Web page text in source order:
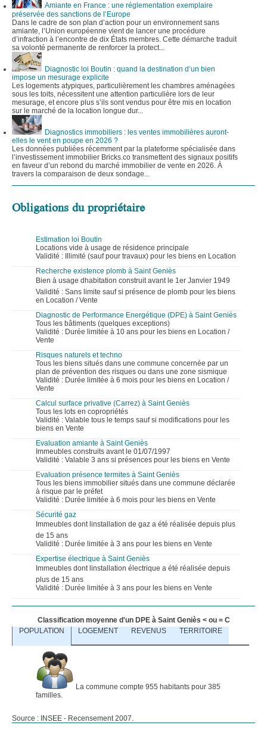
Amiante en France : une réglementation exemplaire
préservée des sanctions de l’Europe
Dans le cadre de son plan d’action pour un environnement sans
amiante, l’Union européenne vient de lancer une procédure
d’infraction à l’encontre de dix États membres. Cette démarche traduit
sa volonté permanente de renforcer la protect...
Diagnostic loi Boutin : quand la destination d’un bien
impose un mesurage explicite
Les logements atypiques, particulièrement les chambres aménagées
sous les toits, nécessitent une attention particulière lors de leur
mesurage, et encore plus s’ils sont vendus pour être mis en location
sur le marché de la location longue dur...
Diagnostics immobiliers : les ventes immobilières auront-
elles le vent en poupe en 2026 ?
Les données publiées récemment par la plateforme spécialisée dans
l’investissement immobilier Bricks.co transmettent des signaux positifs
en faveur d’un rebond du marché immobilier de vente en 2026. À
travers la comparaison de deux sondage...
Obligations du propriétaire
Estimation loi Boutin
Locations vide à usage de résidence principale
Validité : Illimité (sauf pour travaux) pour les biens en Location
Recherche existence plomb à Saint Geniès
Bien à usage dhabitation construit avant le 1er Janvier 1949
Validité : Sans limite sauf si présence de plomb pour les biens
en Location / Vente
Diagnostic de Performance Energétique (DPE) à Saint Geniès
Tous les bâtiments (quelques exceptions)
Validité : Durée limitée à 10 ans pour les biens en Location /
Vente
Risques naturels et techno
Tous les biens situés dans une commune concernée par un
plan de prévention des risques ou dans une zone sismique
Validité : Durée limitée à 6 mois pour les biens en Location /
Vente
Calcul surface privative (Carrez) à Saint Geniès
Tous les lots en copropriétés
Validité : Valable tous le temps sauf si modifications pour les
biens en Vente
Evaluation amiante à Saint Geniès
Immeubles construits avant le 01/07/1997
Validité : Valable 3 ans si présences pour les biens en Vente
Evaluation présence termites à Saint Geniès
Tous les biens immobilier situés dans une commune déclarée
à risque par le préfet
Validité : Durée limitée à 6 mois pour les biens en Vente
Sécurité gaz
Immeubles dont linstallation de gaz a été réalisée depuis plus
de 15 ans
Validité : Durée limitée à 3 ans pour les biens en Vente
Expertise électrique à Saint Geniès
Immeubles dont linstallation électrique a été réalisée depuis
plus de 15 ans
Validité : Durée limitée à 3 ans pour les biens en Vente
Classification moyenne d'un DPE à Saint Geniès < ou = C
POPULATION
LOGEMENT REVENUS TERRITOIRE
La commune compte 955 habitants pour 385
familles.
Source : INSEE - Recensement 2007.